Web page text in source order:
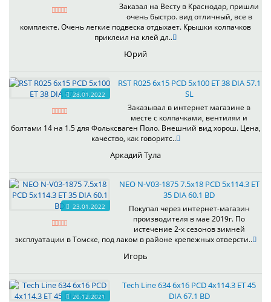
Заказал на Весту в Краснодар, пришли
очень быстро. вид отличный, все в
комплекте. Очень легкие подвеска отдыхает. Крышки колпачков
приклеил на клей дл..
Юрий
28.01.2022
RST R025 6x15 PCD 5x100 ET 38 DIA 57.1
SL
Заказывал в интернет магазине в
месте с колпачками, вентиляи и
болтами 14 на 1.5 для Фольксваген Поло. Внешний вид хорош. Цена,
качество, как говоритс..
Аркадий Тула
23.01.2022
NEO N-V03-1875 7.5x18 PCD 5x114.3 ET
35 DIA 60.1 BD
Покупал через интернет-магазин
производителя в мае 2019г. По
истечение 2-х сезонов зимней
эксплуатации в Томске, под лаком в районе крепежных отверсти..
Игорь
20.12.2021
Tech Line 634 6x16 PCD 4x114.3 ET 45
DIA 67.1 BD